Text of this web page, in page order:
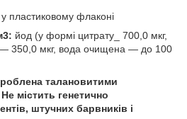
пластиковому флаконі
3: йод (у формі цитрату_ 700,0 мкг,
350,0 мкг, вода очищена — до 100
талановитими
містить генетично
штучних барвників і